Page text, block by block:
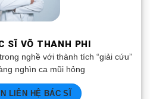
SĨ VÕ THANH PHI
nghề với thành tích “giải cứu”
nghìn ca mũi hỏng
LIÊN HỆ BÁC SĨ